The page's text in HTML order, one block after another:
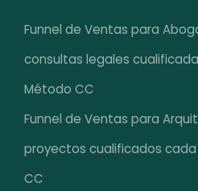
Funnel de Ventas para
consultas legales
Método CC
Funnel de Ventas para
proyectos cualificados
CC